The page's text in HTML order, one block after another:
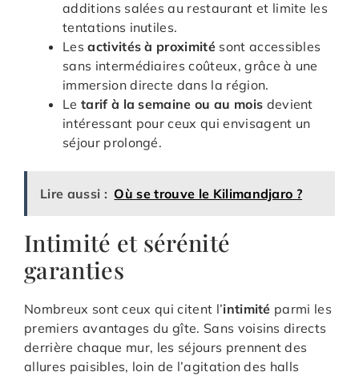
additions salées au restaurant et limite les
tentations inutiles.
Lesactivités à proximité sont accessibles
sans intermédiaires coûteux, grâce à une
immersion directe dans la région.
Le tarif à la semaine ou au mois devient
intéressant pour ceux qui envisagent un
séjour prolongé.
Lire aussi : Où se trouve le Kilimandjaro ?
Intimité et sérénité
garanties
Nombreux sont ceux qui citent l’intimité parmi les
premiers avantages du gîte. Sans voisins directs
derrière chaque mur, les séjours prennent des
allures paisibles, loin de l’agitation des halls